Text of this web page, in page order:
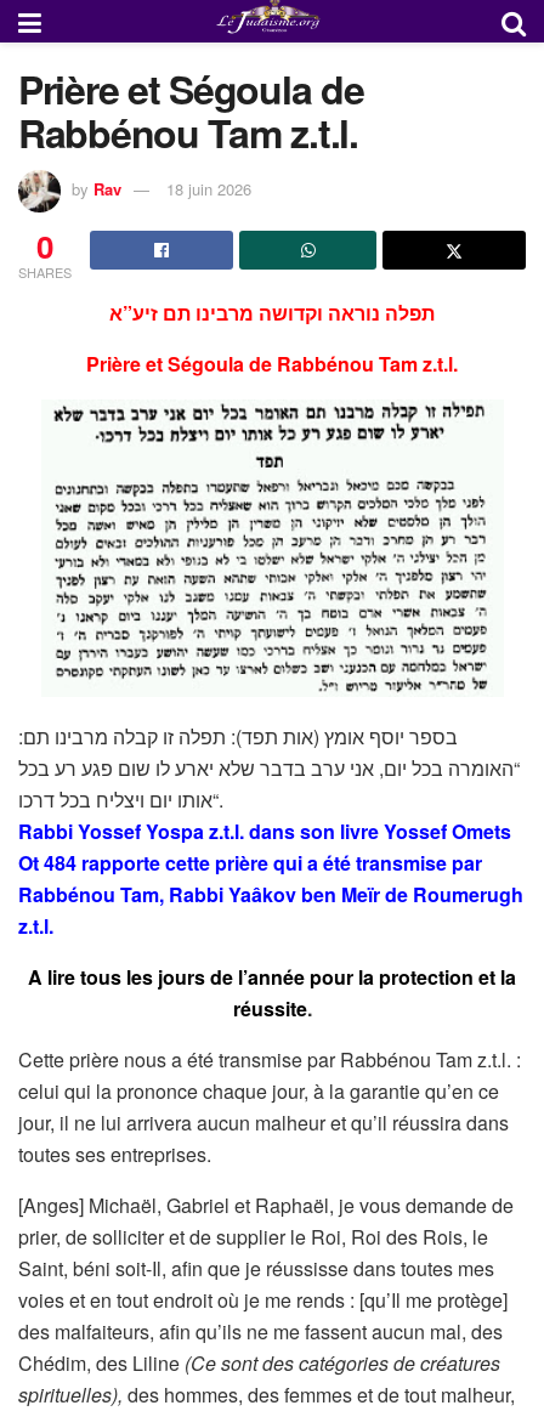
Prière et Ségoula de
Rabbénou Tam z.t.l.
by Rav 18 juin 2026
0
SHARES
תפלה נוראה וקדושה מרבינו תם זיע”א
Prière et Ségoula de Rabbénou Tam z.t.l.
בספר יוסף אומץ (אות תפד): תפלה זו קבלה מרבינו תם:
“האומרה בכל יום, אני ערב בדבר שלא יארע לו שום פגע רע בכל
אותו יום ויצליח בכל דרכו“.
Rabbi Yossef Yospa z.t.l. dans son livre Yossef Omets
Ot 484 rapporte cette prière qui a été transmise par
Rabbénou Tam, Rabbi Yaâkov ben Meïr de Roumerugh
z.t.l.
A lire tous les jours de l’année pour la protection et la
réussite.
Cette prière nous a été transmise par Rabbénou Tam z.t.l. :
celui qui la prononce chaque jour, à la garantie qu’en ce
jour, il ne lui arrivera aucun malheur et qu’il réussira dans
toutes ses entreprises.
[Anges] Michaël, Gabriel et Raphaël, je vous demande de
prier, de solliciter et de supplier le Roi, Roi des Rois, le
Saint, béni soit-Il, afin que je réussisse dans toutes mes
voies et en tout endroit où je me rends : [qu’Il me protège]
des malfaiteurs, afin qu’ils ne me fassent aucun mal, des
Chédim, des Liline (Ce sont des catégories de créatures
spirituelles), des hommes, des femmes et de tout malheur,